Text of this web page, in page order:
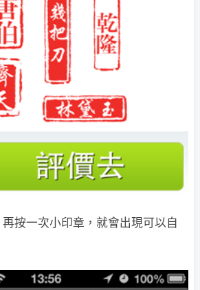
按一次小印章，就會出現可以自